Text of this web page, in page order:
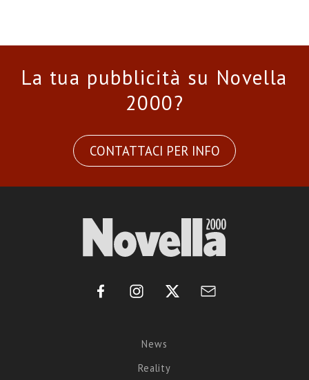
La tua pubblicità su Novella
2000?
CONTATTACI PER INFO
News
Reality